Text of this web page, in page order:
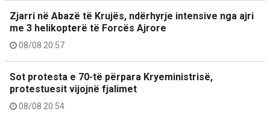
Zjarri në Abazë të Krujës, ndërhyrje intensive nga ajri
me 3 helikopterë të Forcës Ajrore
08/08 20:57
Sot protesta e 70-të përpara Kryeministrisë,
protestuesit vijojnë fjalimet
08/08 20:54